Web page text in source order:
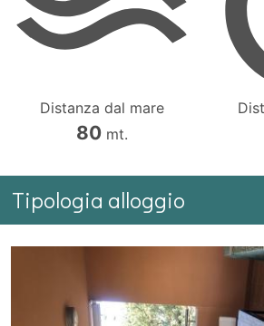
Distanza dal mare
80mt.
Tipologia alloggio